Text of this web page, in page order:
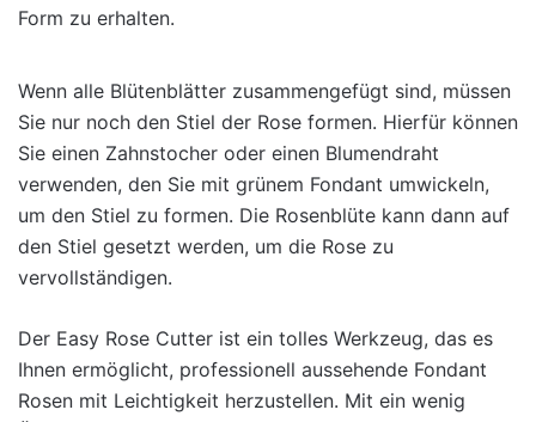
Form zu erhalten.
Wenn alle Blütenblätter zusammengefügt sind, müssen
Sie nur noch den Stiel der Rose formen. Hierfür können
Sie einen Zahnstocher oder einen Blumendraht
verwenden, den Sie mit grünem Fondant umwickeln,
um den Stiel zu formen. Die Rosenblüte kann dann auf
den Stiel gesetzt werden, um die Rose zu
vervollständigen.
Der Easy Rose Cutter ist ein tolles Werkzeug, das es
Ihnen ermöglicht, professionell aussehende Fondant
Rosen mit Leichtigkeit herzustellen. Mit ein wenig